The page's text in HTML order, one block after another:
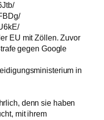
EU mit Zöllen. Zuvor
gegen Google
in
denn sie haben
mit ihrem